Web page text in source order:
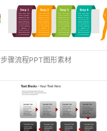
步骤流程PPT图形素材